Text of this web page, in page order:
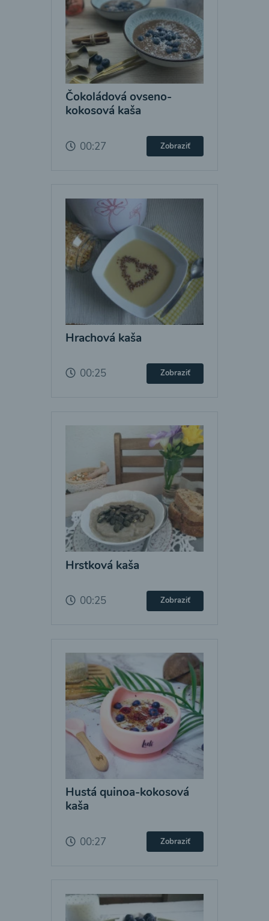
Čokoládová ovseno-
kokosová kaša
00:27 Zobraziť
Hrachová kaša
00:25 Zobraziť
Hrstková kaša
00:25 Zobraziť
Hustá quinoa-kokosová
kaša
00:27 Zobraziť